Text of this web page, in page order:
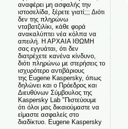
αναφέρει μη ασφαλής την
ιστοσελίδα, ξέρετε γιατί;;; Διότι
δεν της πληρώνω
νταβατζιλίκι, κάθε φορά
ανακαλύπτει νέα κόλπα να
απειλή. Η ΑΡΧΑΙΑ ΙΘΩΜΗ
σας εγγυάται, ότι δεν
διατρέχετε κανένα κίνδυνο,
διότι πληρώνω με στερήσεις το
ισχυρότερο αντιβάριους
της Eugene Kaspersky, όπως
δηλώνει και ο Πρόεδρος και
Διευθύνων Σύμβουλος της
Kaspersky Lab "Πιστεύουμε
ότι όλοι μας δικαιούμαστε να
είμαστε ασφαλείς στο
διαδίκτυο. Eugene Kaspersky